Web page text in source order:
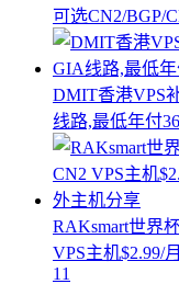
可选CN2/BGP/
DMIT香港VPS
线路,最低年付
RAKsmart世界
VPS主机$2.99/
11